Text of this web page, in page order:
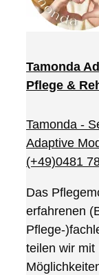
Tamonda
Pflege &
Tamonda -
Adaptive
(+49)0481
Das
erfahrenen
Pflege-
teilen wir mit